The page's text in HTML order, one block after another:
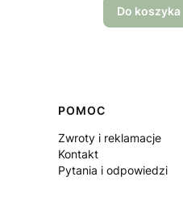
Do koszyka
Linki w stopce
POMOC
Zwroty i reklamacje
Kontakt
Pytania i odpowiedzi